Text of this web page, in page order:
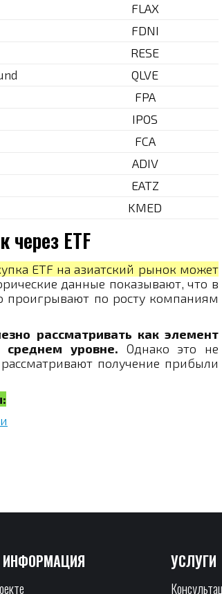
FLAX
FDNI
RESE
QLVE
FPA
IPOS
FCA
ADIV
EATZ
KMED
через ETF
ETF на азиатский рынок может
данные показывают, что в
проигрывают по росту компаниям
рассматривать как элемент
среднем уровне. Однако это не
получение прибыли
УСЛУГИ